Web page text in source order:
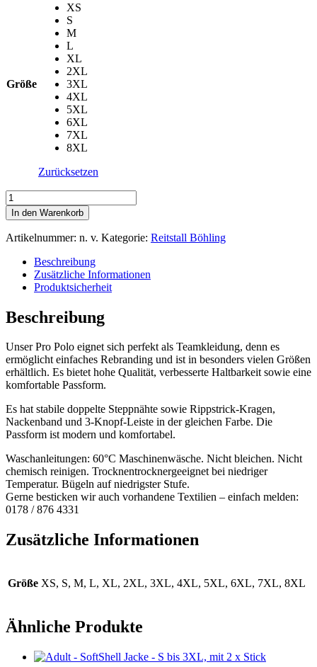
Größe
XS
S
M
L
XL
2XL
3XL
4XL
5XL
6XL
7XL
8XL
Zurücksetzen
Adult
-
Polo
-
8XL,
x
Stick
In den Warenkorb
Artikelnummer: n. v. Kategorie: Reitstall Böhling
Beschreibung
Zusätzliche Informationen
Produktsicherheit
Beschreibung
Unser Pro Polo eignet sich perfekt als Teamkleidung, denn es
ermöglicht einfaches Rebranding und ist in besonders vielen Größen
erhältlich. Es bietet hohe Qualität, verbesserte Haltbarkeit sowie eine
komfortable Passform.
Es hat stabile doppelte Steppnähte sowie Rippstrick-Kragen,
Nackenband und 3-Knopf-Leiste in der gleichen Farbe. Die
Passform ist modern und komfortabel.
Waschanleitungen: 60°C Maschinenwäsche. Nicht bleichen. Nicht
chemisch reinigen. Trocknentrocknergeeignet bei niedriger
Temperatur. Bügeln auf niedrigster Stufe.
Gerne besticken wir auch vorhandene Textilien – einfach melden:
0178 / 876 4331
Zusätzliche Informationen
Größe XS, S, M, L, XL, 2XL, 3XL, 4XL, 5XL, 6XL, 7XL, 8XL
Ähnliche Produkte